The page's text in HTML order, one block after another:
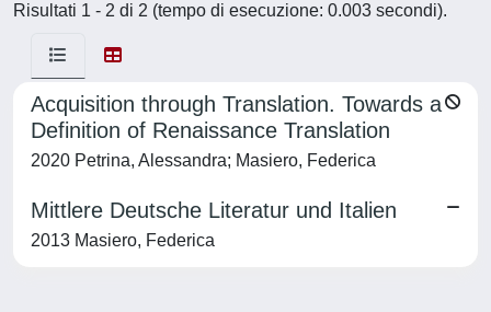
Risultati 1 - 2 di 2 (tempo di esecuzione: 0.003 secondi).
Acquisition through Translation. Towards a
Definition of Renaissance Translation
2020 Petrina, Alessandra; Masiero, Federica
Mittlere Deutsche Literatur und Italien
2013 Masiero, Federica